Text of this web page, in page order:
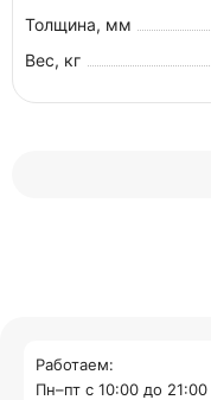
Толщина, мм
Вес, кг
Работаем:
Пн–пт с 10:00 до 21:00